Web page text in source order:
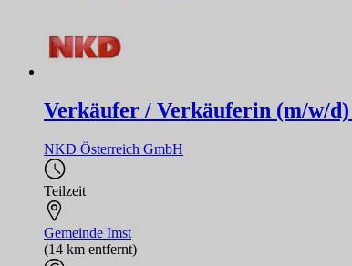
Verkäufer / Verkäuferin (m/w/d)
NKD Österreich GmbH
Teilzeit
Gemeinde Imst
(14 km entfernt)